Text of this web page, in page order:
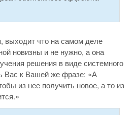
выходит что на самом деле
новизны и не нужно, а она
решения в виде системного
Вас к Вашей же фразе: «А
из нее получить новое, а то из